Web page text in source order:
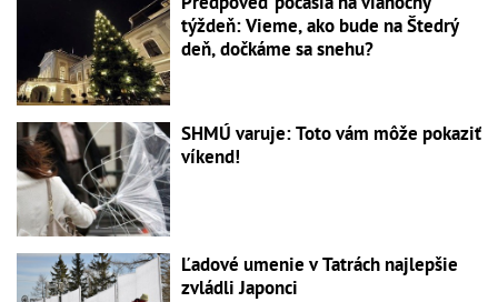
týždeň: Vieme, ako bude na Štedrý
deň, dočkáme sa snehu?
SHMÚ varuje: Toto vám môže pokaziť
víkend!
Ľadové umenie v Tatrách najlepšie
zvládli Japonci